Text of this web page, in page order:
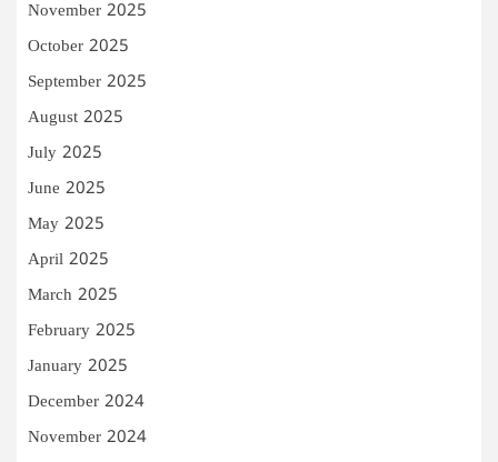
November 2025
October 2025
September 2025
August 2025
July 2025
June 2025
May 2025
April 2025
March 2025
February 2025
January 2025
December 2024
November 2024